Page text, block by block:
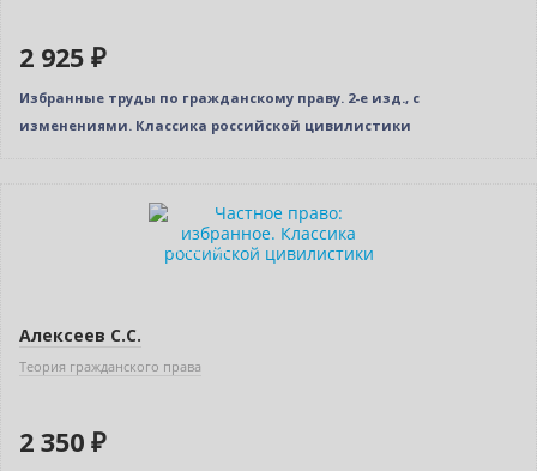
2 925 ₽
Избранные труды по гражданскому праву. 2-е изд., с
изменениями. Классика российской цивилистики
Индивидуальный подход
Алексеев С.С.
Теория гражданского права
2 350 ₽